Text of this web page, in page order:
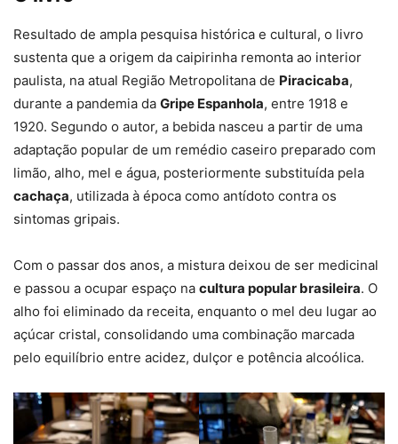
Resultado de ampla pesquisa histórica e cultural, o livro
sustenta que a origem da caipirinha remonta ao interior
paulista, na atual Região Metropolitana de Piracicaba,
durante a pandemia da Gripe Espanhola, entre 1918 e
1920. Segundo o autor, a bebida nasceu a partir de uma
adaptação popular de um remédio caseiro preparado com
limão, alho, mel e água, posteriormente substituída pela
cachaça, utilizada à época como antídoto contra os
sintomas gripais.
Com o passar dos anos, a mistura deixou de ser medicinal
e passou a ocupar espaço na cultura popular brasileira. O
alho foi eliminado da receita, enquanto o mel deu lugar ao
açúcar cristal, consolidando uma combinação marcada
pelo equilíbrio entre acidez, dulçor e potência alcoólica.